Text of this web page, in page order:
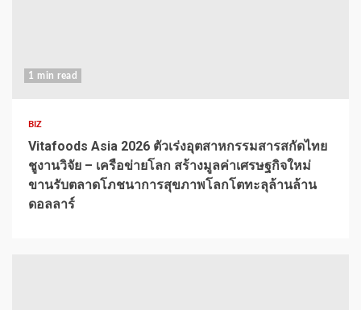
1 min read
BIZ
Vitafoods Asia 2026 ตัวเร่งอุตสาหกรรมสารสกัดไทย
ชูงานวิจัย – เครือข่ายโลก สร้างมูลค่าเศรษฐกิจใหม่
ขานรับตลาดโภชนาการสุขภาพโลกโตทะลุล้านล้าน
ดอลลาร์